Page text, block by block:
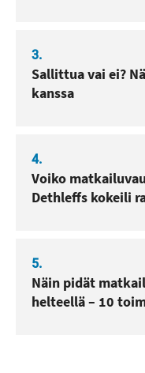
3.
Sallittua vai ei?
kanssa
4.
Voiko
Dethleffs kokeili
5.
Näin pidät
helteellä – 10